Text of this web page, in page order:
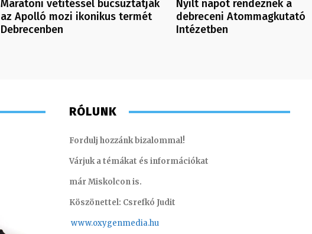
Maratoni vetítéssel búcsúztatják
az Apolló mozi ikonikus termét
Debrecenben
Nyílt napot rendeznek a
debreceni Atommagkutató
Intézetben
RÓLUNK
Fordulj hozzánk bizalommal!
Várjuk a témákat és információkat
már Miskolcon is.
Köszönettel: Csrefkó Judit
www.oxygenmedia.hu